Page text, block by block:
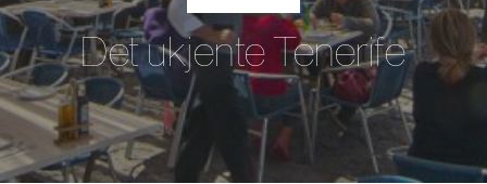
Det ukjente Tenerife